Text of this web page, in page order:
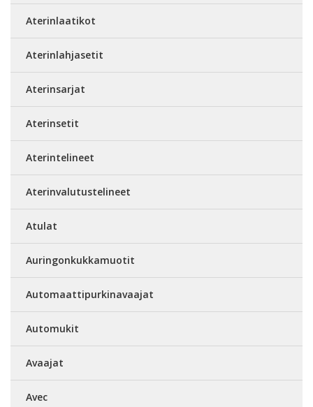
Aterinlaatikot
Aterinlahjasetit
Aterinsarjat
Aterinsetit
Aterintelineet
Aterinvalutustelineet
Atulat
Auringonkukkamuotit
Automaattipurkinavaajat
Automukit
Avaajat
Avec